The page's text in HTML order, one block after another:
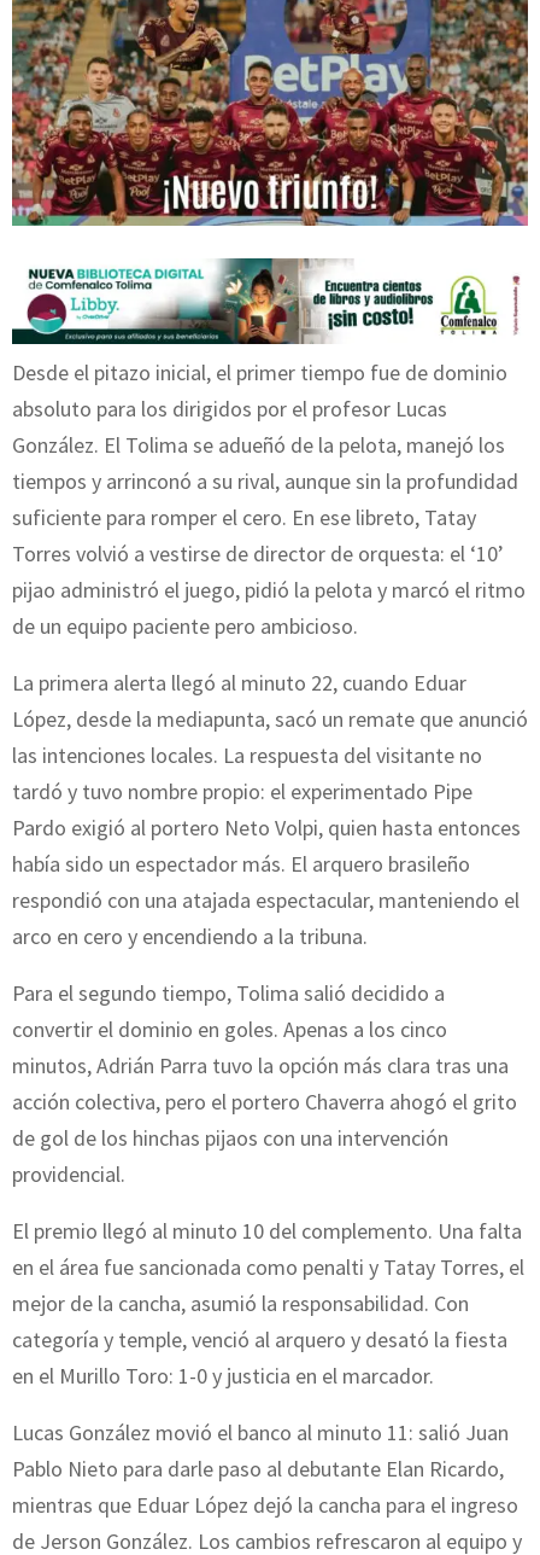
Desde el pitazo inicial, el primer tiempo fue de dominio
absoluto para los dirigidos por el profesor Lucas
González. El Tolima se adueñó de la pelota, manejó los
tiempos y arrinconó a su rival, aunque sin la profundidad
suficiente para romper el cero. En ese libreto, Tatay
Torres volvió a vestirse de director de orquesta: el ‘10’
pijao administró el juego, pidió la pelota y marcó el ritmo
de un equipo paciente pero ambicioso.
La primera alerta llegó al minuto 22, cuando Eduar
López, desde la mediapunta, sacó un remate que anunció
las intenciones locales. La respuesta del visitante no
tardó y tuvo nombre propio: el experimentado Pipe
Pardo exigió al portero Neto Volpi, quien hasta entonces
había sido un espectador más. El arquero brasileño
respondió con una atajada espectacular, manteniendo el
arco en cero y encendiendo a la tribuna.
Para el segundo tiempo, Tolima salió decidido a
convertir el dominio en goles. Apenas a los cinco
minutos, Adrián Parra tuvo la opción más clara tras una
acción colectiva, pero el portero Chaverra ahogó el grito
de gol de los hinchas pijaos con una intervención
providencial.
El premio llegó al minuto 10 del complemento. Una falta
en el área fue sancionada como penalti y Tatay Torres, el
mejor de la cancha, asumió la responsabilidad. Con
categoría y temple, venció al arquero y desató la fiesta
en el Murillo Toro: 1-0 y justicia en el marcador.
Lucas González movió el banco al minuto 11: salió Juan
Pablo Nieto para darle paso al debutante Elan Ricardo,
mientras que Eduar López dejó la cancha para el ingreso
de Jerson González. Los cambios refrescaron al equipo y